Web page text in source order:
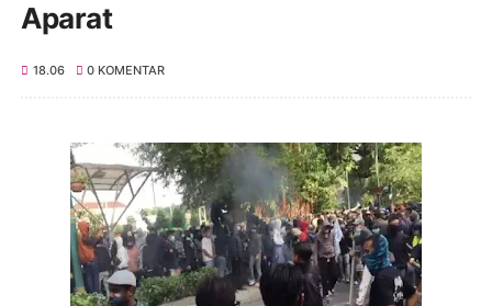
Aparat
18.06 0 KOMENTAR